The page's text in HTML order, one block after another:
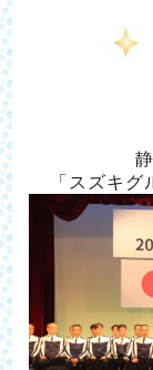
「スズキ